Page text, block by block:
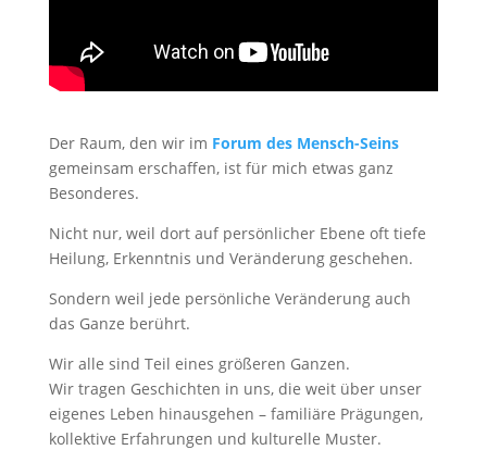
Der Raum, den wir im Forum des Mensch-Seins
gemeinsam erschaffen, ist für mich etwas ganz
Besonderes.
Nicht nur, weil dort auf persönlicher Ebene oft tiefe
Heilung, Erkenntnis und Veränderung geschehen.
Sondern weil jede persönliche Veränderung auch
das Ganze berührt.
Wir alle sind Teil eines größeren Ganzen.
Wir tragen Geschichten in uns, die weit über unser
eigenes Leben hinausgehen – familiäre Prägungen,
kollektive Erfahrungen und kulturelle Muster.